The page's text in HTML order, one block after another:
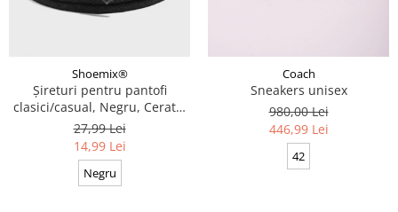
Shoemix®
Șireturi pentru pantofi
clasici/casual, Negru, Cerate,
Calitate premium, 110 cm x
0.3 cm
27,99 Lei
14,99 Lei
Negru
Coach
Sneakers unisex
980,00 Lei
446,99 Lei
42